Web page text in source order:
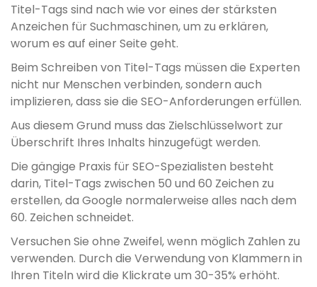
Titel-Tags sind nach wie vor eines der stärksten
Anzeichen für Suchmaschinen, um zu erklären,
worum es auf einer Seite geht.
Beim Schreiben von Titel-Tags müssen die Experten
nicht nur Menschen verbinden, sondern auch
implizieren, dass sie die SEO-Anforderungen erfüllen.
Aus diesem Grund muss das Zielschlüsselwort zur
Überschrift Ihres Inhalts hinzugefügt werden.
Die gängige Praxis für SEO-Spezialisten besteht
darin, Titel-Tags zwischen 50 und 60 Zeichen zu
erstellen, da Google normalerweise alles nach dem
60. Zeichen schneidet.
Versuchen Sie ohne Zweifel, wenn möglich Zahlen zu
verwenden. Durch die Verwendung von Klammern in
Ihren Titeln wird die Klickrate um 30-35% erhöht.